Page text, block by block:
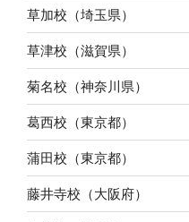
草加校（埼玉県）
草津校（滋賀県）
菊名校（神奈川県）
葛西校（東京都）
蒲田校（東京都）
藤井寺校（大阪府）